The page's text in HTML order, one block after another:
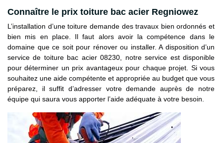
Connaître le prix toiture bac acier Regniowez
L’installation d’une toiture demande des travaux bien ordonnés et
bien mis en place. Il faut alors avoir la compétence dans le
domaine que ce soit pour rénover ou installer. A disposition d’un
service de toiture bac acier 08230, notre service est disponible
pour déterminer un prix avantageux pour chaque projet. Si vous
souhaitez une aide compétente et appropriée au budget que vous
préparez, il suffit d’adresser votre demande auprès de notre
équipe qui saura vous apporter l’aide adéquate à votre besoin.